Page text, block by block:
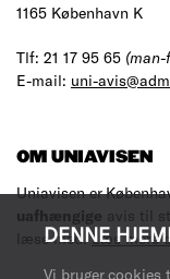
DENNE
Vi bruger
1165 København K
Tlf: 21 17 95 65
E-mail: uni-
OM UNIAVISEN
Uniavisen er
uafhængige avis til
læse med.Læs mere